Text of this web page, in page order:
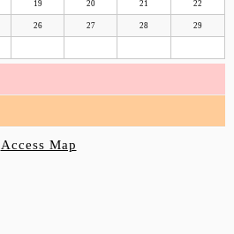
19 20 21 22
26 27 28 29
Access Map